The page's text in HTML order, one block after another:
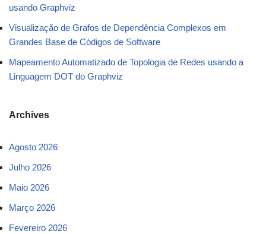
usando Graphviz
Visualização de Grafos de Dependência Complexos em
Grandes Base de Códigos de Software
Mapeamento Automatizado de Topologia de Redes usando a
Linguagem DOT do Graphviz
Archives
Agosto 2026
Julho 2026
Maio 2026
Março 2026
Fevereiro 2026